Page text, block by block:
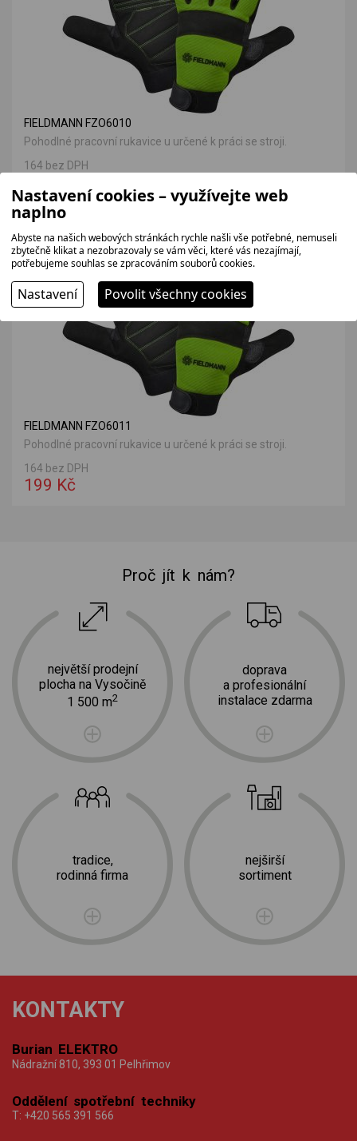
FIELDMANN FZO6010
Pohodlné pracovní rukavice u určené k práci se stroji.
164 bez DPH
VÝHODNÁ NABÍDKA
FIELDMANN FZO6011
Pohodlné pracovní rukavice u určené k práci se stroji.
164 bez DPH
199 Kč
Proč jít k nám?
největší prodejní
plocha na Vysočině
1 500 m2
tradice,
rodinná firma
doprava
a profesionální
instalace zdarma
nejširší
sortiment
KONTAKTY
Burian ELEKTRO
Nádražní 810, 393 01 Pelhřimov
Oddělení spotřební techniky
T: +420 565 391 566
Nastavení cookies – využívejte web
naplno
Abyste na našich webových stránkách rychle našli vše potřebné, nemuseli
zbytečně klikat a nezobrazovaly se vám věci, které vás nezajímají,
potřebujeme souhlas se zpracováním souborů cookies.
Nastavení Povolit všechny cookies